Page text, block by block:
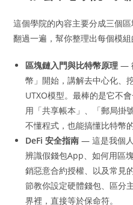
這個學院的內容主要分成三個
翻過一遍，幫你整理出每個模組
區塊鏈入門與比特幣原理 —
幣」開始，講解去中心化、
UTXO模型。最棒的是它不
用「共享帳本」、「郵局掛
不懂程式，也能搞懂比特幣
DeFi 安全指南 — 這是我個
辨識假錢包App、如何用區
銷惡意合約授權、以及常見
節教你設定硬體錢包、區分
界裡，直接等於保命符。